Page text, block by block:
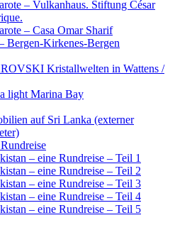
– Vulkanhaus. Stiftung César
– Casa Omar Sharif
Bergen-Kirkenes-Bergen
Kristallwelten in Wattens /
light Marina Bay
auf Sri Lanka (externer
– eine Rundreise – Teil 1
– eine Rundreise – Teil 2
– eine Rundreise – Teil 3
– eine Rundreise – Teil 4
– eine Rundreise – Teil 5